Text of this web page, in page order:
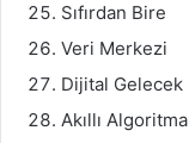
Sıfırdan Bire
Veri Merkezi
Dijital Gelecek
Akıllı Algoritma